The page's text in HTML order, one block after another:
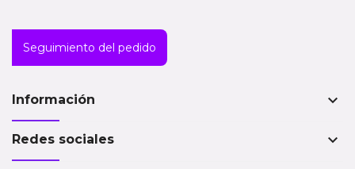
Seguimiento del pedido
Información keyboard_arrow_down
Redes sociales keyboard_arrow_down